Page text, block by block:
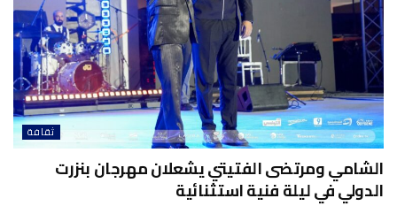
ثقافة
الشامي ومرتضى الفتيتي يشعلان مهرجان بنزرت
الدولي في ليلة فنية استثنائية